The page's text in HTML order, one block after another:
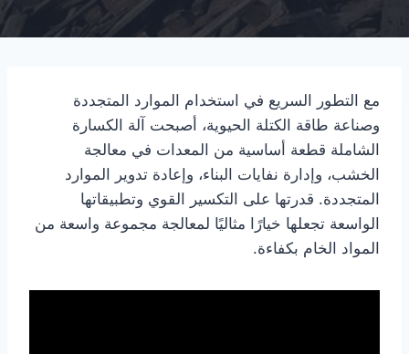
مع التطور السريع في استخدام الموارد المتجددة
وصناعة طاقة الكتلة الحيوية، أصبحت آلة الكسارة
الشاملة قطعة أساسية من المعدات في معالجة
الخشب، وإدارة نفايات البناء، وإعادة تدوير الموارد
المتجددة. قدرتها على التكسير القوي وتطبيقاتها
الواسعة تجعلها خيارًا مثاليًا لمعالجة مجموعة واسعة من
المواد الخام بكفاءة.